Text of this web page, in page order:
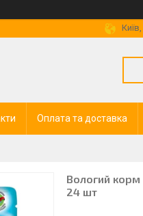
Оплата та доставка
Вологий корм
24 шт